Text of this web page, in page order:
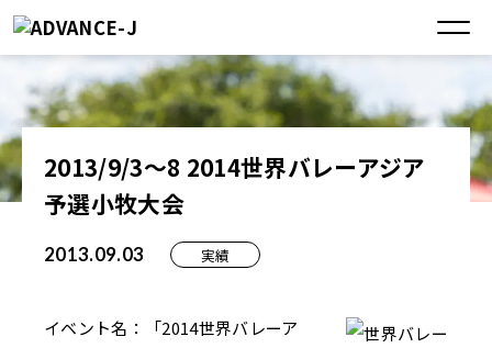
2013/9/3～8 2014世界バレーアジア
予選小牧大会
2013.09.03 実績
イベント名：「2014世界バレーア